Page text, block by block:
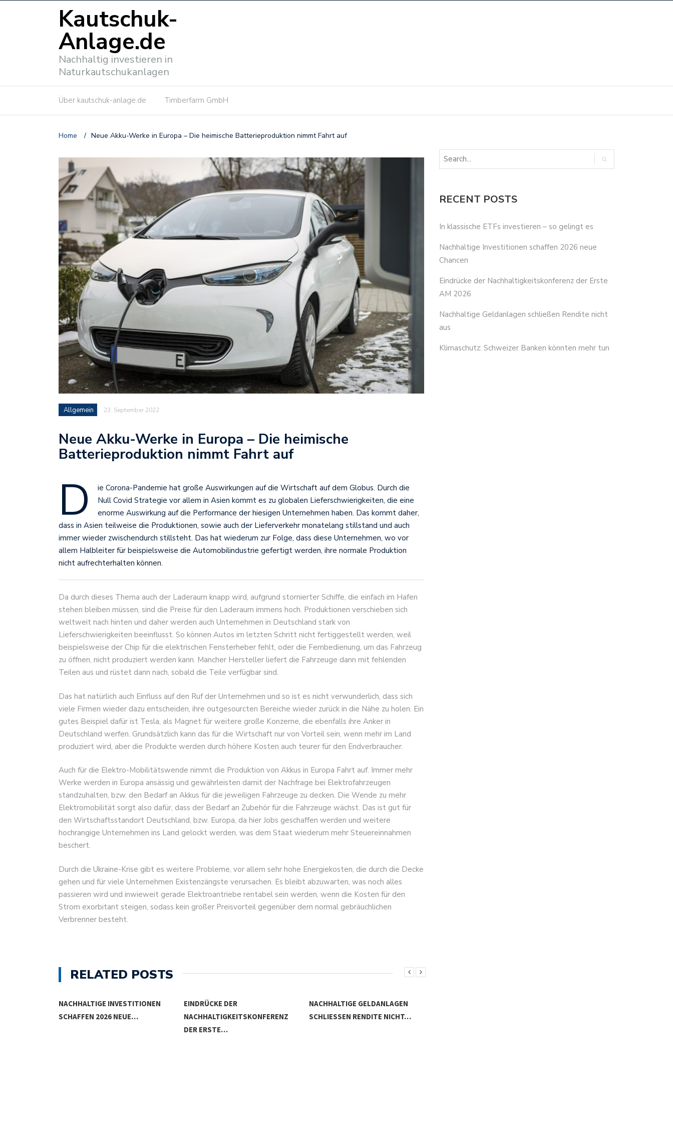
Kautschuk-
Anlage.de
Nachhaltig investieren in
Naturkautschukanlagen
Über kautschuk-anlage.de Timberfarm GmbH
Home / Neue Akku-Werke in Europa – Die heimische Batterieproduktion nimmt Fahrt auf
Allgemein 23. September 2022
Neue Akku-Werke in Europa – Die heimische
Batterieproduktion nimmt Fahrt auf
D
ie Corona-Pandemie hat große Auswirkungen auf die Wirtschaft auf dem Globus. Durch die
Null Covid Strategie vor allem in Asien kommt es zu globalen Lieferschwierigkeiten, die eine
enorme Auswirkung auf die Performance der hiesigen Unternehmen haben. Das kommt daher,
dass in Asien teilweise die Produktionen, sowie auch der Lieferverkehr monatelang stillstand und auch
immer wieder zwischendurch stillsteht. Das hat wiederum zur Folge, dass diese Unternehmen, wo vor
allem Halbleiter für beispielsweise die Automobilindustrie gefertigt werden, ihre normale Produktion
nicht aufrechterhalten können.
Da durch dieses Thema auch der Laderaum knapp wird, aufgrund stornierter Schiffe, die einfach im Hafen
stehen bleiben müssen, sind die Preise für den Laderaum immens hoch. Produktionen verschieben sich
weltweit nach hinten und daher werden auch Unternehmen in Deutschland stark von
Lieferschwierigkeiten beeinflusst. So können Autos im letzten Schritt nicht fertiggestellt werden, weil
beispielsweise der Chip für die elektrischen Fensterheber fehlt, oder die Fernbedienung, um das Fahrzeug
zu öffnen, nicht produziert werden kann. Mancher Hersteller liefert die Fahrzeuge dann mit fehlenden
Teilen aus und rüstet dann nach, sobald die Teile verfügbar sind.
Das hat natürlich auch Einfluss auf den Ruf der Unternehmen und so ist es nicht verwunderlich, dass sich
viele Firmen wieder dazu entscheiden, ihre outgesourcten Bereiche wieder zurück in die Nähe zu holen. Ein
gutes Beispiel dafür ist Tesla, als Magnet für weitere große Konzerne, die ebenfalls ihre Anker in
Deutschland werfen. Grundsätzlich kann das für die Wirtschaft nur von Vorteil sein, wenn mehr im Land
produziert wird, aber die Produkte werden durch höhere Kosten auch teurer für den Endverbraucher.
Auch für die Elektro-Mobilitätswende nimmt die Produktion von Akkus in Europa Fahrt auf. Immer mehr
Werke werden in Europa ansässig und gewährleisten damit der Nachfrage bei Elektrofahrzeugen
standzuhalten, bzw. den Bedarf an Akkus für die jeweiligen Fahrzeuge zu decken. Die Wende zu mehr
Elektromobilität sorgt also dafür, dass der Bedarf an Zubehör für die Fahrzeuge wächst. Das ist gut für
den Wirtschaftsstandort Deutschland, bzw. Europa, da hier Jobs geschaffen werden und weitere
hochrangige Unternehmen ins Land gelockt werden, was dem Staat wiederum mehr Steuereinnahmen
beschert.
Durch die Ukraine-Krise gibt es weitere Probleme, vor allem sehr hohe Energiekosten, die durch die Decke
gehen und für viele Unternehmen Existenzängste verursachen. Es bleibt abzuwarten, was noch alles
passieren wird und inwieweit gerade Elektroantriebe rentabel sein werden, wenn die Kosten für den
Strom exorbitant steigen, sodass kein großer Preisvorteil gegenüber dem normal gebräuchlichen
Verbrenner besteht.
RELATED POSTS
NACHHALTIGE INVESTITIONEN
SCHAFFEN 2026 NEUE…
EINDRÜCKE DER
NACHHALTIGKEITSKONFERENZ
DER ERSTE…
NACHHALTIGE GELDANLAGEN
SCHLIESSEN RENDITE NICHT…
RECENT POSTS
In klassische ETFs investieren – so gelingt es
Nachhaltige Investitionen schaffen 2026 neue
Chancen
Eindrücke der Nachhaltigkeitskonferenz der Erste
AM 2026
Nachhaltige Geldanlagen schließen Rendite nicht
aus
Klimaschutz: Schweizer Banken könnten mehr tun